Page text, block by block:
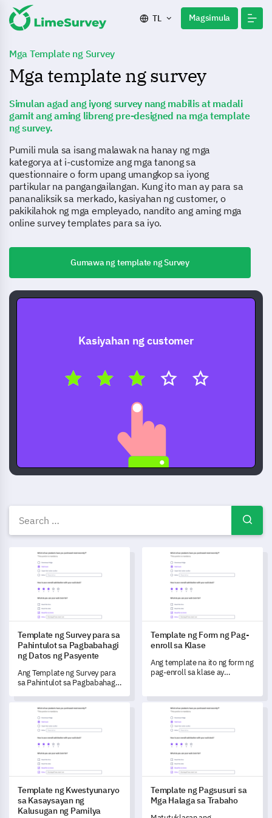
TL Magsimula
Mga Template ng Survey
Mga template ng survey
Simulan agad ang iyong survey nang mabilis at madali
gamit ang aming libreng pre-designed na mga template
ng survey.
Pumili mula sa isang malawak na hanay ng mga
kategorya at i-customize ang mga tanong sa
questionnaire o form upang umangkop sa iyong
partikular na pangangailangan. Kung ito man ay para sa
pananaliksik sa merkado, kasiyahan ng customer, o
pakikilahok ng mga empleyado, nandito ang aming mga
online survey templates para sa iyo.
Gumawa ng template ng Survey
Kasiyahan ng customer
Libreng Survey templates —
Template ng Survey para sa Pahintulot sa Pagbabahagi ng
Template ng Survey para sa
Pahintulot sa Pagbabahagi
ng Datos ng Pasyente
Ang Template ng Survey para
sa Pahintulot sa Pagbabahagi
tumutulong sa iyo na
maunawaan ang pananaw ng
mga pasyente tungkol sa
privacy ng datos at
pagbabahagi.
Template ng Form ng Pag-
Template ng Form ng Pag-
enroll sa Klase
Ang template na ito ng form ng
pag-enroll sa klase ay
kagustuhan ng iyong mga
estudyante at ang kanilang
pangunahing mga
konsiderasyon kapag pumipili
ng kurso.
Template ng Kwestyunaryo sa Kasaysayan ng Kalusugan ng
Template ng Kwestyunaryo
sa Kasaysayan ng
Kalusugan ng Pamilya
Template ng Pagsusuri sa
Template ng Pagsusuri sa
Mga Halaga sa Trabaho